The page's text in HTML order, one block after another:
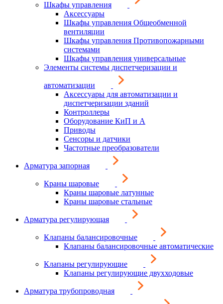
Шкафы управления
Аксессуары
Шкафы управления Общеобменной
вентиляции
Шкафы управления Противопожарными
системами
Шкафы управления универсальные
Элементы системы диспетчеризации и
автоматизации
Аксессуары для автоматизации и
диспетчеризации зданий
Контроллеры
Оборудование КиП и А
Приводы
Сенсоры и датчики
Частотные преобразователи
Арматура запорная
Краны шаровые
Краны шаровые латунные
Краны шаровые стальные
Арматура регулирующая
Клапаны балансировочные
Клапаны балансировочные автоматические
Клапаны регулирующие
Клапаны регулирующие двухходовые
Арматура трубопроводная